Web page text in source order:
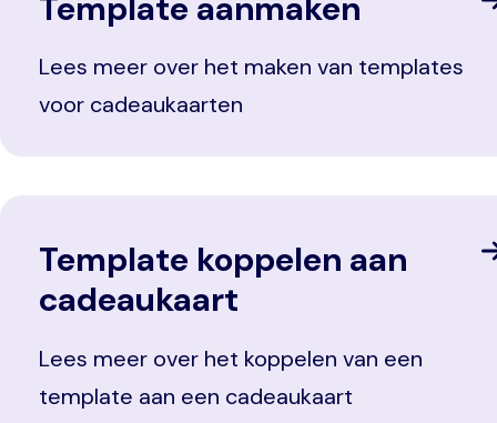
Lees meer over het maken van templates
voor cadeaukaarten
Template koppelen aan
cadeaukaart
Lees meer over het koppelen van een
template aan een cadeaukaart